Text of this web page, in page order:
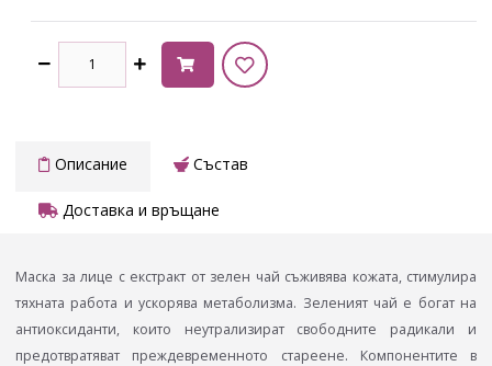
Описание Състав
Доставка и връщане
Маска за лице с екстракт от зелен чай съживява кожата, стимулира
тяхната работа и ускорява метаболизма. Зеленият чай е богат на
антиоксиданти, които неутрализират свободните радикали и
предотвратяват преждевременното стареене. Компонентите в